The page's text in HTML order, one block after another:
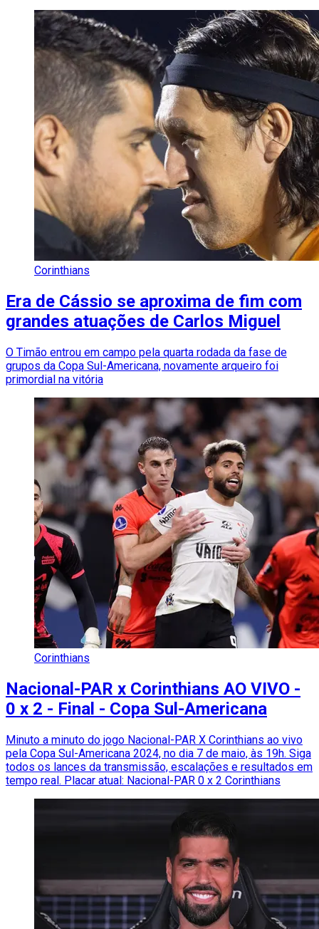
Corinthians
Era de Cássio se aproxima de fim com
grandes atuações de Carlos Miguel
O Timão entrou em campo pela quarta rodada da fase de
grupos da Copa Sul-Americana, novamente arqueiro foi
primordial na vitória
Corinthians
Nacional-PAR x Corinthians AO VIVO -
0 x 2 - Final - Copa Sul-Americana
Minuto a minuto do jogo Nacional-PAR X Corinthians ao vivo
pela Copa Sul-Americana 2024, no dia 7 de maio, às 19h. Siga
todos os lances da transmissão, escalações e resultados em
tempo real. Placar atual: Nacional-PAR 0 x 2 Corinthians